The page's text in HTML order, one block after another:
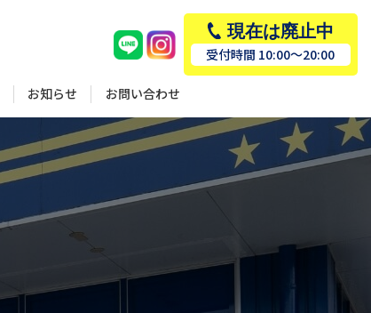
現在は廃止中
受付時間 10:00～20:00
お知らせ お問い合わせ